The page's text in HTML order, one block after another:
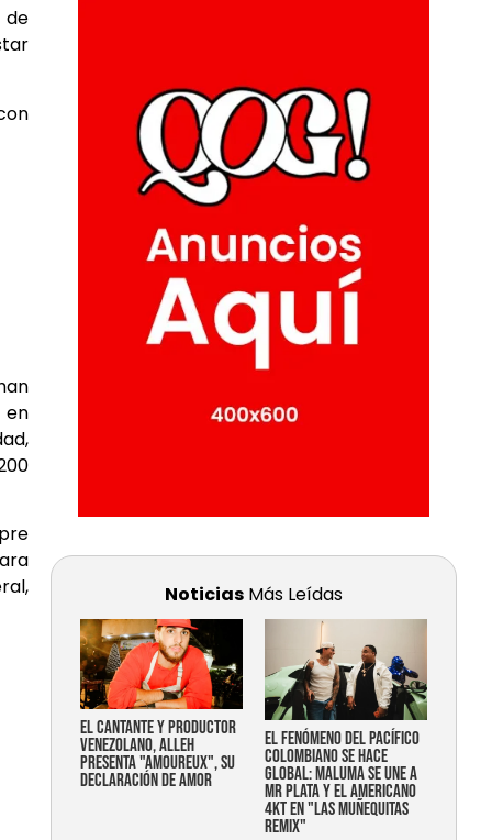
de
en
Noticias Más Leídas
EL CANTANTE Y PRODUCTOR
VENEZOLANO, ALLEH
PRESENTA "AMOUREUX", SU
DECLARACIÓN DE AMOR
EL FENÓMENO DEL PACÍFICO
COLOMBIANO SE HACE
GLOBAL: MALUMA SE UNE A
MR PLATA Y EL AMERICANO
4KT EN "LAS MUÑEQUITAS
REMIX"